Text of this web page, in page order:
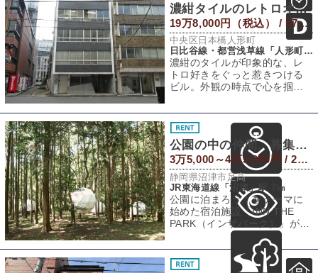
濃紺タイルのレトロオフィス
19万8,000円（税込） / 57.85㎡
中央区日本橋人形町
日比谷線・都営浅草線「人形町」駅 徒歩4分
濃紺のタイルが印象的な、レ
トロ好きをぐっと惹きつける
ビル。外観の時点で心を掴ま
のオフィス区画
公園の中の仲間、募集します
3万5,000～4万5,000円 / 20～28㎡
静岡県沼津市足高
JR東海道線「沼津」駅 7㎞
公園に泊まろう！をテーマに
始めた宿泊施設「INN THE
PARK（インザパーク）」がオ
ープンからもうすぐ10年にな
りま